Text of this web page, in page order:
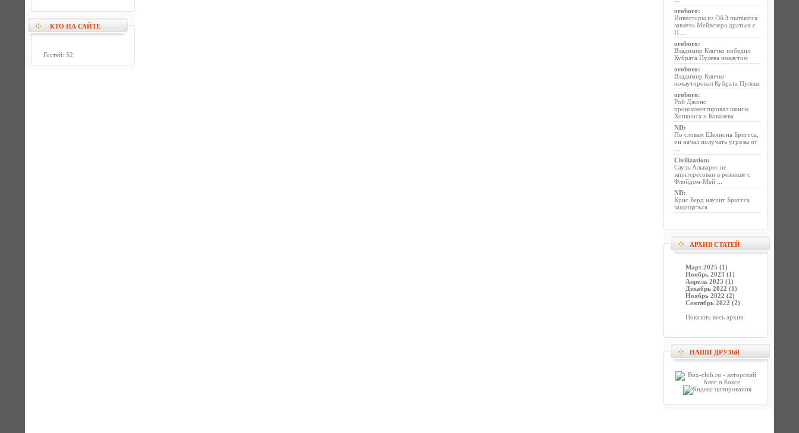
КТО НА САЙТЕ
Гостей: 52
oroboro:
Инвесторы из ОАЭ пытаются
завлечь Мейвезера драться с
П ...
oroboro:
Владимир Кличко победил
Кубрата Пулева нокаутом
oroboro:
Владимир Кличко
нокаутировал Кубрата Пулева
oroboro:
Рой Джонс
прокомментировал шансы
Хопкинса и Ковалева
ND:
По словам Шеннона Бриггса,
он начал получать угрозы от
Civilization:
Сауль Альварес не
заинтересован в реванше с
Флойдом-Мей ...
ND:
Крис Берд научит Бриггса
защищаться
АРХИВ СТАТЕЙ
Март 2025 (1)
Ноябрь 2023 (1)
Апрель 2023 (1)
Декабрь 2022 (1)
Ноябрь 2022 (2)
Сентябрь 2022 (2)
Показать весь архив
НАШИ ДРУЗЬЯ